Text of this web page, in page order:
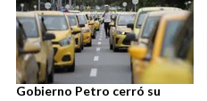
Gobierno Petro cerró su